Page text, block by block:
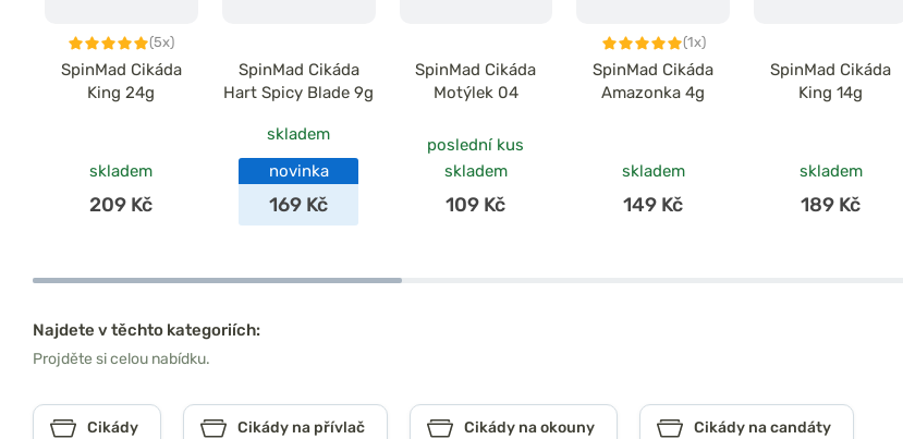
(5x)
SpinMad Cikáda
King 24g
skladem
209 Kč
SpinMad Cikáda
Hart Spicy Blade 9g
skladem
novinka
169 Kč
SpinMad Cikáda
Motýlek 04
poslední kus
skladem
109 Kč
(1x)
SpinMad Cikáda
Amazonka 4g
skladem
149 Kč
SpinMad Cikáda
King 14g
skladem
189 Kč
Najdete v těchto kategoriích:
Projděte si celou nabídku.
Cikády Cikády na přívlač Cikády na okouny Cikády na candáty